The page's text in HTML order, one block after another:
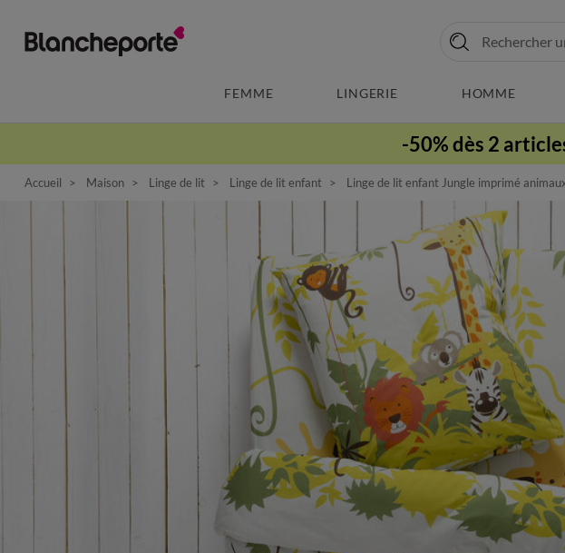
FEMME LINGERIE HOMME
-50% dès 2
Accueil Maison Linge de lit Linge de lit enfant Linge de lit enfant Jungle imprimé